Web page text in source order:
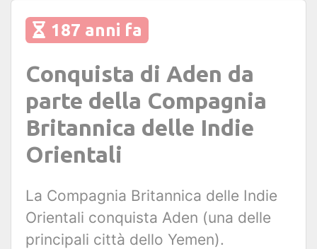
187 anni fa
Conquista di Aden da
parte della Compagnia
Britannica delle Indie
Orientali
La Compagnia Britannica delle Indie
Orientali conquista Aden (una delle
principali città dello Yemen).